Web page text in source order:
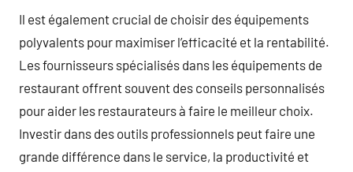
Il est également crucial de choisir des équipements
polyvalents pour maximiser l’efficacité et la rentabilité.
Les fournisseurs spécialisés dans les équipements de
restaurant offrent souvent des conseils personnalisés
pour aider les restaurateurs à faire le meilleur choix.
Investir dans des outils professionnels peut faire une
grande différence dans le service, la productivité et